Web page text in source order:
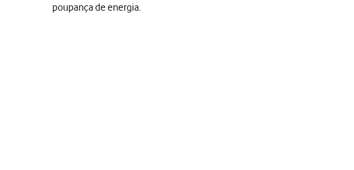
poupança de energia.